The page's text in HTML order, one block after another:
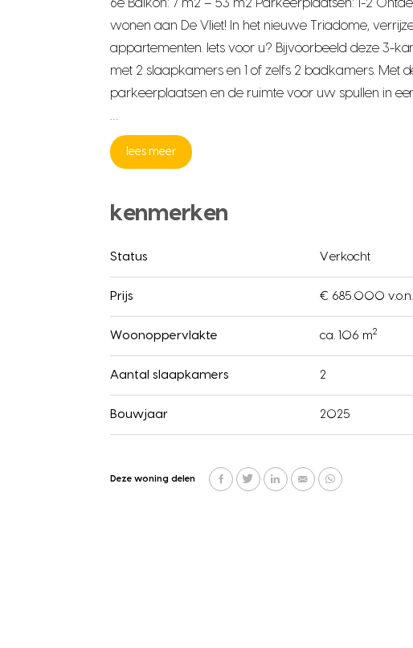
6e Balkon: 7 m2 – 53 m2 Parkeerplaatsen: 1-2
wonen aan De Vliet! In het nieuwe Triadome,
appartementen. Iets voor u? Bijvoorbeeld deze 3-
met 2 slaapkamers en 1 of zelfs 2 badkamers. Met
parkeerplaatsen en de ruimte voor uw spullen in
lees meer
kenmerken
Status Verkocht
Prijs € 685.000 v.o.n.
Woonoppervlakte ca. 106 m2
Aantal slaapkamers 2
Bouwjaar 2025
Deze woning delen